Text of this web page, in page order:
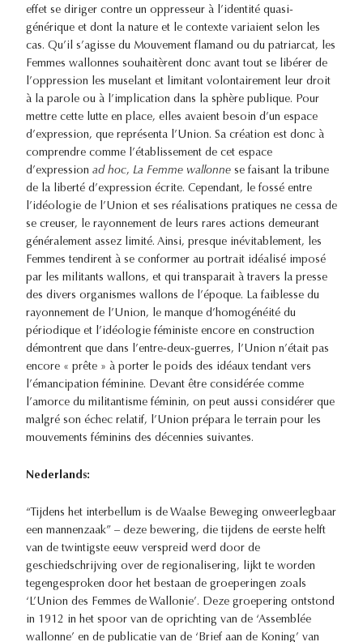
effet se diriger contre un oppresseur à l’identité quasi-
générique et dont la nature et le contexte variaient selon les
cas. Qu’il s’agisse du Mouvement flamand ou du patriarcat, les
Femmes wallonnes souhaitèrent donc avant tout se libérer de
l’oppression les muselant et limitant volontairement leur droit
à la parole ou à l’implication dans la sphère publique. Pour
mettre cette lutte en place, elles avaient besoin d’un espace
d’expression, que représenta l’Union. Sa création est donc à
comprendre comme l’établissement de cet espace
d’expression ad hoc, La Femme wallonne se faisant la tribune
de la liberté d’expression écrite. Cependant, le fossé entre
l’idéologie de l’Union et ses réalisations pratiques ne cessa de
se creuser, le rayonnement de leurs rares actions demeurant
généralement assez limité. Ainsi, presque inévitablement, les
Femmes tendirent à se conformer au portrait idéalisé imposé
par les militants wallons, et qui transparait à travers la presse
des divers organismes wallons de l’époque. La faiblesse du
rayonnement de l’Union, le manque d’homogénéité du
périodique et l’idéologie féministe encore en construction
démontrent que dans l’entre-deux-guerres, l’Union n’était pas
encore « prête » à porter le poids des idéaux tendant vers
l’émancipation féminine. Devant être considérée comme
l’amorce du militantisme féminin, on peut aussi considérer que
malgré son échec relatif, l’Union prépara le terrain pour les
mouvements féminins des décennies suivantes.
Nederlands:
“Tijdens het interbellum is de Waalse Beweging onweerlegbaar
een mannenzaak” – deze bewering, die tijdens de eerste helft
van de twintigste eeuw verspreid werd door de
geschiedschrijving over de regionalisering, lijkt te worden
tegengesproken door het bestaan de groeperingen zoals
‘L’Union des Femmes de Wallonie’. Deze groepering ontstond
in 1912 in het spoor van de oprichting van de ‘Assemblée
wallonne’ en de publicatie van de ‘Brief aan de Koning’ van